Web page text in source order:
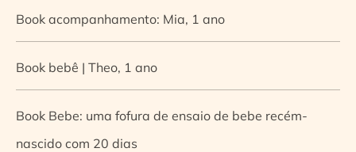
Book acompanhamento: Mia, 1 ano
Book bebê | Theo, 1 ano
Book Bebe: uma fofura de ensaio de bebe recém-
nascido com 20 dias